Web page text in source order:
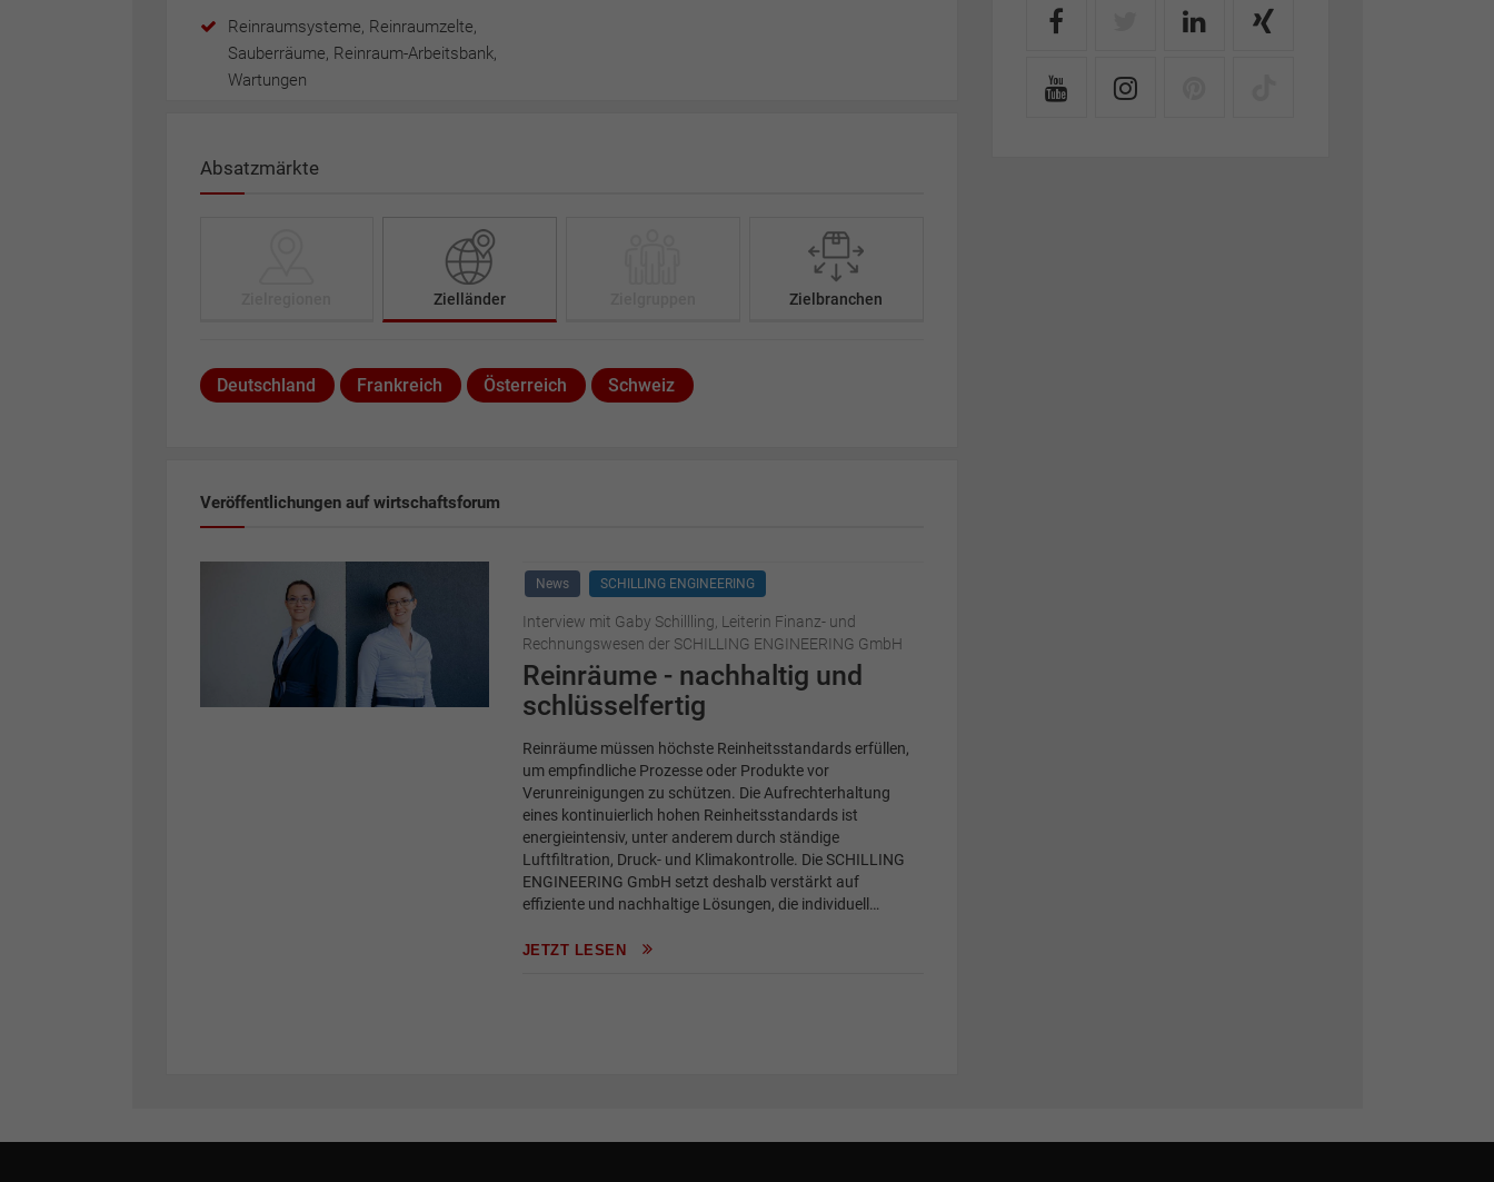
Reinraumsysteme, Reinraumzelte,
Sauberräume, Reinraum-Arbeitsbank,
Absatzmärkte
Zielländer Zielbranchen
Deutschland Frankreich Österreich Schweiz
Veröffentlichungen auf wirtschaftsforum
News SCHILLING ENGINEERING
Interview mit Gaby Schillling, Leiterin Finanz- und
Rechnungswesen der SCHILLING ENGINEERING GmbH
Reinräume - nachhaltig und
schlüsselfertig
Reinräume müssen höchste Reinheitsstandards erfüllen,
um empfindliche Prozesse oder Produkte vor
Verunreinigungen zu schützen. Die Aufrechterhaltung
eines kontinuierlich hohen Reinheitsstandards ist
energieintensiv, unter anderem durch ständige
Luftfiltration, Druck- und Klimakontrolle. Die SCHILLING
ENGINEERING GmbH setzt deshalb verstärkt auf
effiziente und nachhaltige Lösungen, die individuell…
JETZT LESEN